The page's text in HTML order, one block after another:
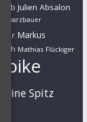
Julien Absalon
Markus
Mathias Flückiger
Sabine Spitz